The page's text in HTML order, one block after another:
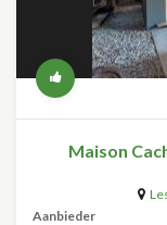
Maison
Aanbieder